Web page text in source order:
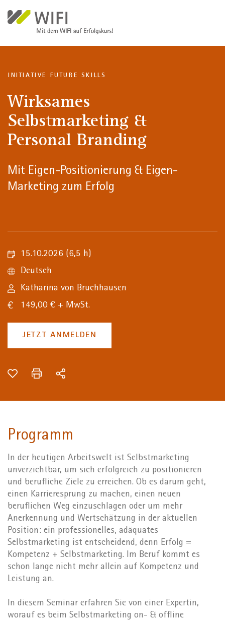
INITIATIVE FUTURE SKILLS
Wirksames
Selbstmarketing &
Personal Branding
Mit Eigen-Positionierung & Eigen-
Marketing zum Erfolg
15.10.2026 (6,5 h)
Deutsch
Katharina von Bruchhausen
149,00 € + MwSt.
JETZT ANMELDEN
Programm
In der heutigen Arbeitswelt ist Selbstmarketing
unverzichtbar, um sich erfolgreich zu positionieren
und berufliche Ziele zu erreichen. Ob es darum geht,
einen Karrieresprung zu machen, einen neuen
beruflichen Weg einzuschlagen oder um mehr
Anerkennung und Wertschätzung in der aktuellen
Position: ein professionelles, adäquates
Selbstmarketing ist entscheidend, denn Erfolg =
Kompetenz + Selbstmarketing. Im Beruf kommt es
schon lange nicht mehr allein auf Kompetenz und
Leistung an.
In diesem Seminar erfahren Sie von einer Expertin,
worauf es beim Selbstmarketing on- & offline